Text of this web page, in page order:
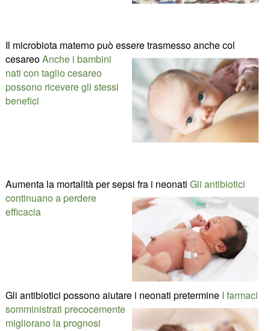
Il microbiota materno può essere trasmesso anche col
cesareoAnche i bambini
nati con taglio cesareo
possono ricevere gli stessi
benefici
Aumenta la mortalità per sepsi fra i neonati Gli antibiotici
continuano a perdere
efficacia
Gli antibiotici possono aiutare i neonati pretermine I farmaci
somministrati precocemente
migliorano la prognosi